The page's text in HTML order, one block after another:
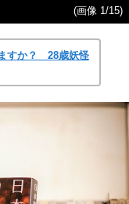
(画像 1/15)
すか？ 28歳妖怪